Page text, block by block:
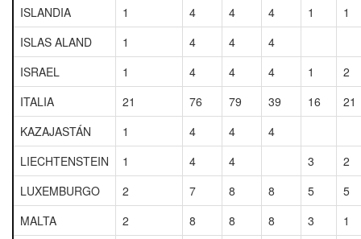
ISLANDIA
1 4 4 4 1
1
ISLAS ALAND
1 4 4
4
ISRAEL
1 4 4 4 1
2
ITALIA
21 76 79 39 16
21
KAZAJASTÁN
1 4 4
4
LIECHTENSTEIN
1 4 4 3
2
LUXEMBURGO
2 7 8 8 5
5
MALTA
2 8 8 8 3
1